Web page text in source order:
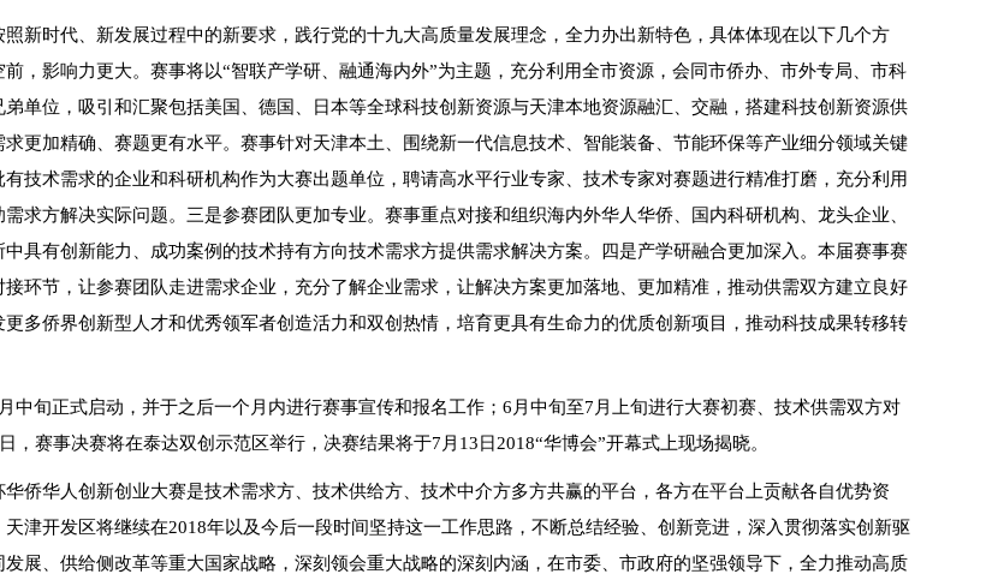
照新时代、新发展过程中的新要求，践行党的十九大高质量发展理念，全力办出新特色，具体体现在以下几个方
，影响力更大。赛事将以“智联产学研、融通海内外”为主题，充分利用全市资源，会同市侨办、市外专局、市科
单位，吸引和汇聚包括美国、德国、日本等全球科技创新资源与天津本地资源融汇、交融，搭建科技创新资源供
求更加精确、赛题更有水平。赛事针对天津本土、围绕新一代信息技术、智能装备、节能环保等产业细分领域关键
技术需求的企业和科研机构作为大赛出题单位，聘请高水平行业专家、技术专家对赛题进行精准打磨，充分利用
求方解决实际问题。三是参赛团队更加专业。赛事重点对接和组织海内外华人华侨、国内科研机构、龙头企业、
具有创新能力、成功案例的技术持有方向技术需求方提供需求解决方案。四是产学研融合更加深入。本届赛事赛
环节，让参赛团队走进需求企业，充分了解企业需求，让解决方案更加落地、更加精准，推动供需双方建立良好
多侨界创新型人才和优秀领军者创造活力和双创热情，培育更具有生命力的优质创新项目，推动科技成果转移转
中旬正式启动，并于之后一个月内进行赛事宣传和报名工作；6月中旬至7月上旬进行大赛初赛、技术供需双方对
，赛事决赛将在泰达双创示范区举行，决赛结果将于7月13日2018“华博会”开幕式上现场揭晓。
华侨华人创新创业大赛是技术需求方、技术供给方、技术中介方多方共赢的平台，各方在平台上贡献各自优势资
津开发区将继续在2018年以及今后一段时间坚持这一工作思路，不断总结经验、创新竞进，深入贯彻落实创新驱
展、供给侧改革等重大国家战略，深刻领会重大战略的深刻内涵，在市委、市政府的坚强领导下，全力推动高质